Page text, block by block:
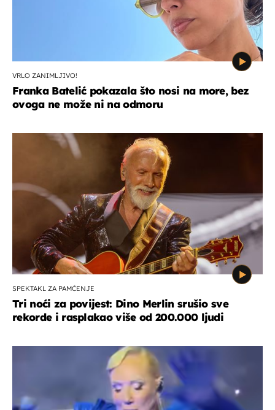
VRLO ZANIMLJIVO!
Franka Batelić pokazala što nosi na more, bez
ovoga ne može ni na odmoru
SPEKTAKL ZA PAMĆENJE
Tri noći za povijest: Dino Merlin srušio sve
rekorde i rasplakao više od 200.000 ljudi